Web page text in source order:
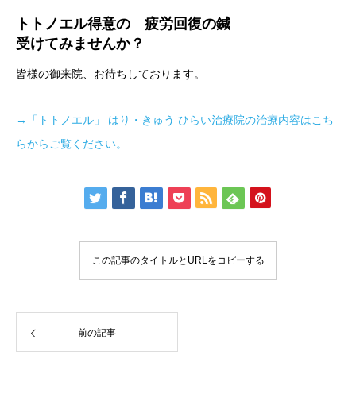
トトノエル得意の 疲労回復の鍼
受けてみませんか？
皆様の御来院、お待ちしております。
→「トトノエル」 はり・きゅう ひらい治療院の治療内容はこち
らからご覧ください。
この記事のタイトルとURLをコピーする
前の記事